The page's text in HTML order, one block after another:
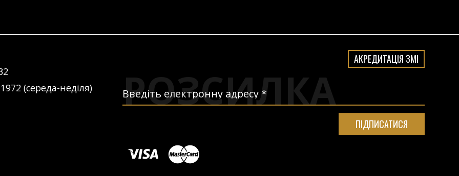
(середа-неділя)
АКРЕДИТАЦІЯ ЗМІ
РОЗСИЛКА